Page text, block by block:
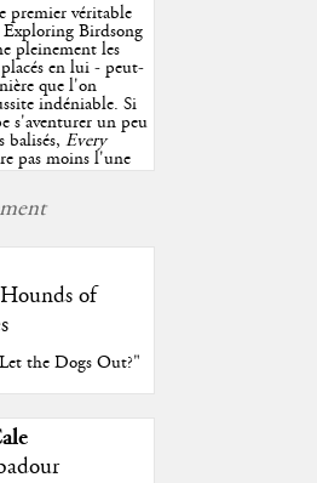
premier véritable
Birdsong
pleinement les
en lui - peut-
que l'on
indéniable. Si
s'aventurer un peu
balisés,Every
pas moins l'une
année, porté par
sans difficulté
estivales.
of
the Dogs Out?"